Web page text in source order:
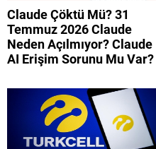
Claude Çöktü Mü? 31
Temmuz 2026 Claude
Neden Açılmıyor? Claude
AI Erişim Sorunu Mu Var?